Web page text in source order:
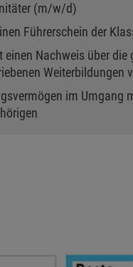
(m/w/d)
Führerschein der
einen Nachweis über die
Weiterbildungen
im Umgang